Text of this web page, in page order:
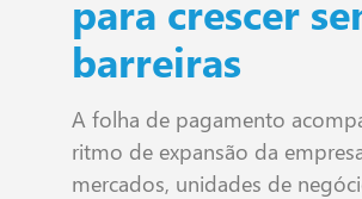
para crescer
barreiras
A folha de pagamento
ritmo de expansão da
mercados, unidades de